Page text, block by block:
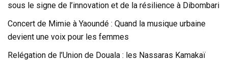
sous le signe de l’innovation et de la résilience à Dibombari
Concert de Mimie à Yaoundé : Quand la musique urbaine
devient une voix pour les femmes
Relégation de l’Union de Douala : les Nassaras Kamakaï